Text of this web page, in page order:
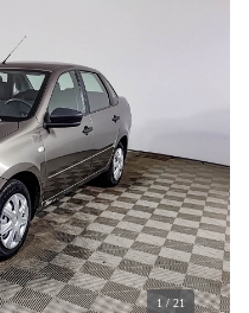
1 / 21